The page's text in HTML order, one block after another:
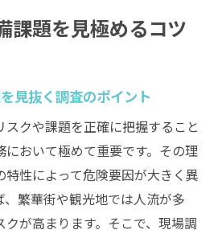
課題を見極めるコツ
見抜く調査のポイント
クや課題を正確に把握すること
おいて極めて重要です。その理
特性によって危険要因が大きく異
繁華街や観光地では人流が多
クが高まります。そこで、現場調